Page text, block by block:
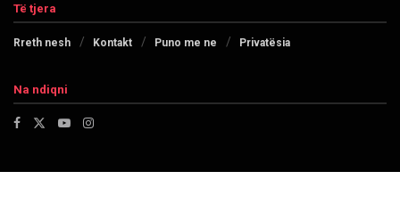
Të tjera
Rreth nesh Kontakt Puno me ne Privatësia
Na ndiqni